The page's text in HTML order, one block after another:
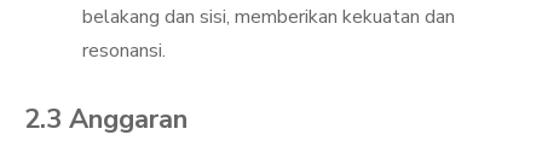
belakang dan sisi, memberikan kekuatan dan
resonansi.
2.3 Anggaran